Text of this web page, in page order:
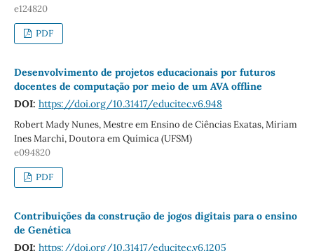
e124820
PDF
Desenvolvimento de projetos educacionais por futuros
docentes de computação por meio de um AVA offline
DOI: https://doi.org/10.31417/educitec.v6.948
Robert Mady Nunes, Mestre em Ensino de Ciências Exatas, Miriam
Ines Marchi, Doutora em Química (UFSM)
e094820
PDF
Contribuições da construção de jogos digitais para o ensino
de Genética
DOI: https://doi.org/10.31417/educitec.v6.1205